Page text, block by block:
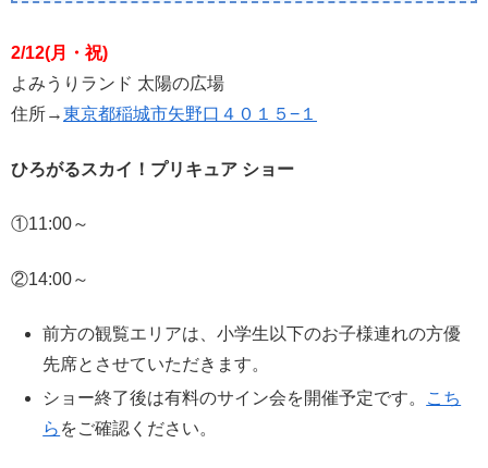
2/12(月・祝)
よみうりランド 太陽の広場
住所→東京都稲城市矢野口４０１５−１
ひろがるスカイ！プリキュア ショー
①11:00～
②14:00～
前方の観覧エリアは、小学生以下のお子様連れの方優
先席とさせていただきます。
ショー終了後は有料のサイン会を開催予定です。
こち
ら をご確認ください。